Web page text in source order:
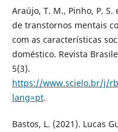
Araújo, T. M., Pinho, P.
de transtornos mentais
com as características
doméstico. Revista
5(3).
https://www.scielo.br/j/
lang=pt.
Bastos, L. (2021). Lucas